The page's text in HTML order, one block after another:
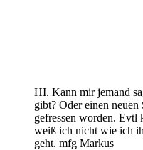
HI. Kann mir jemand
gibt? Oder einen
gefressen worden. Evtl
weiß ich nicht wie ich
geht. mfg Markus